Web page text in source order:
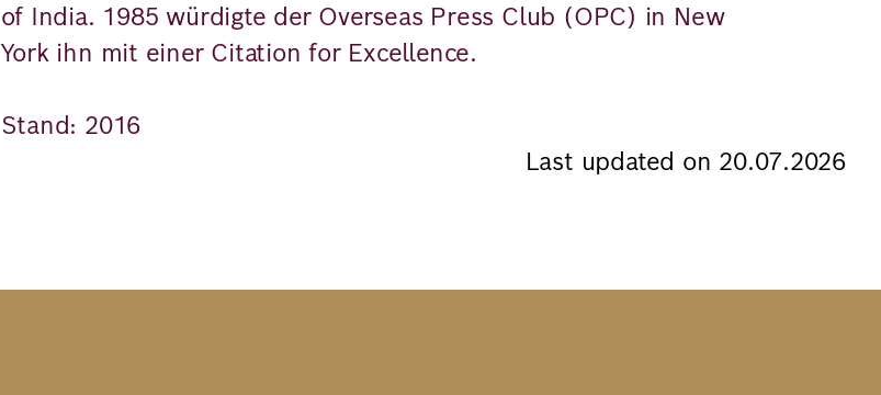
of India. 1985 würdigte der Overseas Press Club (OPC) in New
York ihn mit einer Citation for Excellence.
Stand: 2016
Last updated on 20.07.2026